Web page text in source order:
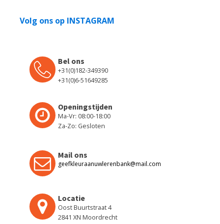
Volg ons op INSTAGRAM
Bel ons
+31(0)182-349390
+31(0)6-51649285
Openingstijden
Ma-Vr: 08:00-18:00
Za-Zo: Gesloten
Mail ons
geefkleuraanuwlerenbank@mail.com
Locatie
Oost Buurtstraat 4
2841 XN Moordrecht